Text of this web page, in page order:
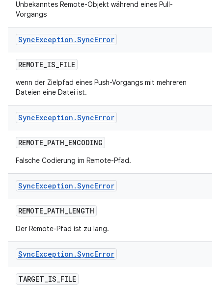
Unbekanntes Remote-Objekt während eines Pull-
Vorgangs
SyncException .SyncError
REMOTE_IS_FILE
wenn der Zielpfad eines Push-Vorgangs mit mehreren
Dateien eine Datei ist.
SyncException .SyncError
REMOTE_PATH_ENCODING
Falsche Codierung im Remote-Pfad.
SyncException .SyncError
REMOTE_PATH_LENGTH
Der Remote-Pfad ist zu lang.
SyncException .SyncError
TARGET_IS_FILE